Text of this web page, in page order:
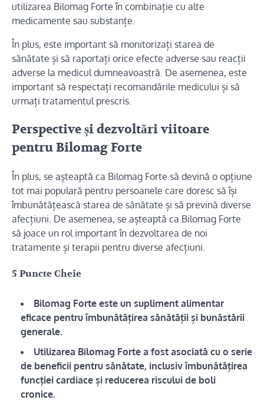
utilizarea Bilomag Forte în combinație cu alte
medicamente sau substanțe.
În plus, este important să monitorizați starea de
sănătate și să raportați orice efecte adverse sau reacții
adverse la medicul dumneavoastră. De asemenea, este
important să respectați recomandările medicului și să
urmați tratamentul prescris.
Perspective și dezvoltări viitoare
pentru Bilomag Forte
În plus, se așteaptă ca Bilomag Forte să devină o opțiune
tot mai populară pentru persoanele care doresc să își
îmbunătățească starea de sănătate și să prevină diverse
afecțiuni. De asemenea, se așteaptă ca Bilomag Forte
să joace un rol important în dezvoltarea de noi
tratamente și terapii pentru diverse afecțiuni.
5 Puncte Cheie
Bilomag Forte este un supliment alimentar
eficace pentru îmbunătățirea sănătății și bunăstării
generale.
Utilizarea Bilomag Forte a fost asociată cu o serie
de beneficii pentru sănătate, inclusiv îmbunătățirea
funcției cardiace și reducerea riscului de boli
cronice.